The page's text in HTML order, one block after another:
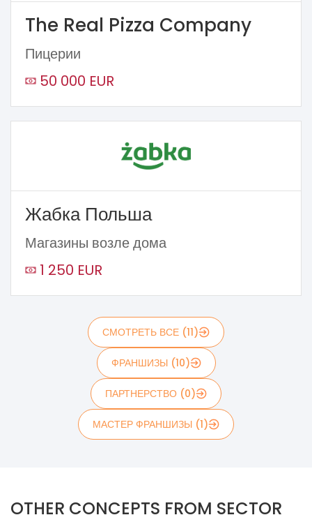
The Real Pizza Company
Пицерии
50 000 EUR
Жабка Польша
Магазины возле дома
1 250 EUR
СМОТРЕТЬ ВСЕ (11)
ФРАНШИЗЫ (10)
ПАРТНЕРСТВО (0)
МАСТЕР ФРАНШИЗЫ (1)
OTHER CONCEPTS FROM SECTOR